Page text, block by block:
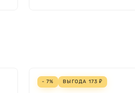
- 7% ВЫГОДА 173 ₽